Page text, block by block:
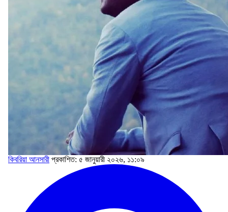
কিবরিয়া আনসারী প্রকাশিত: ৫ জানুয়ারী ২০২৬, ১১:০৯